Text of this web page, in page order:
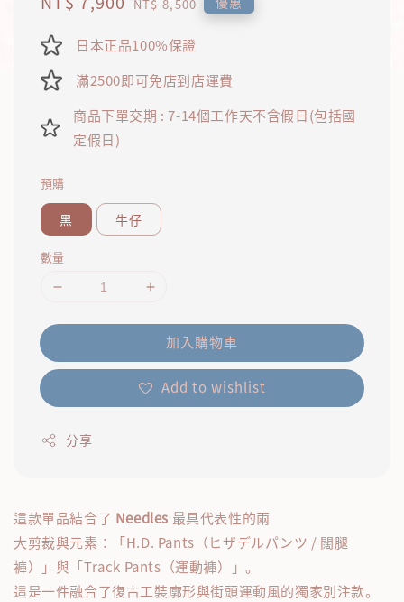
NT$ 8,500
日本正品100%保證
滿2500即可免店到店運費
商品下單交期 : 7-14個工作天不含假日(包括國
定假日)
預購
黑 牛仔
數量
加入購物車
Add to wishlist
分享
這款單品結合了 Needles 最具代表性的兩
大剪裁與元素：「H.D. Pants（ヒザデルパンツ / 闊腿
褲）」與「Track Pants（運動褲）」。
這是一件融合了復古工裝廓形與街頭運動風的獨家別注款。